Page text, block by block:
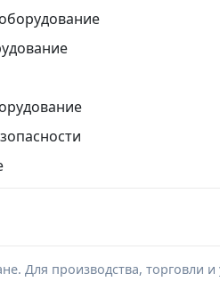
Для производства, торговли